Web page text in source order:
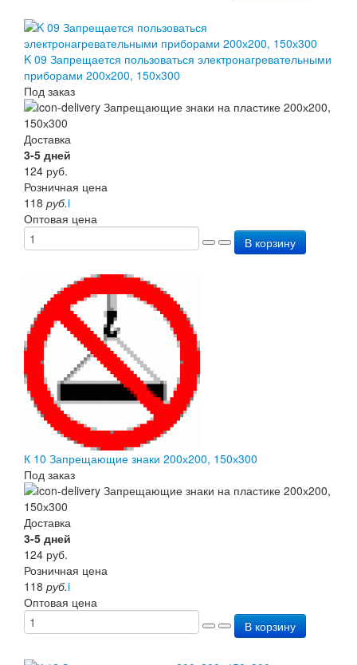
K 09 Запрещается пользоваться электронагревательными
приборами 200х200, 150х300
Под заказ
Доставка
3-5 дней
124 руб.
Розничная цена
118 руб.i
Оптовая цена
В корзину
К 10 Запрещающие знаки 200х200, 150х300
Под заказ
Доставка
3-5 дней
124 руб.
Розничная цена
118 руб.i
Оптовая цена
В корзину